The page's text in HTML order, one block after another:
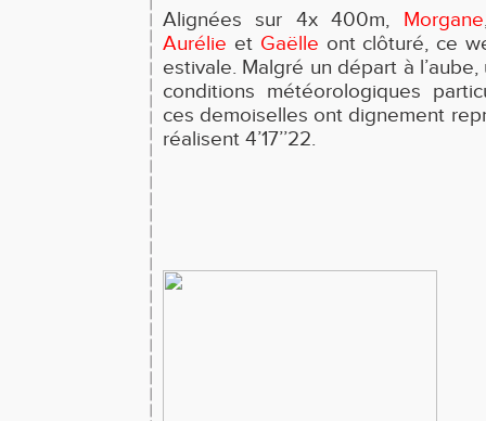
Alignées sur 4x 400m, Morgane
Aurélie et Gaëlle ont clôturé, ce
estivale. Malgré un départ à
conditions météorologiques
ces demoiselles ont dignement
réalisent 4’17’’22.